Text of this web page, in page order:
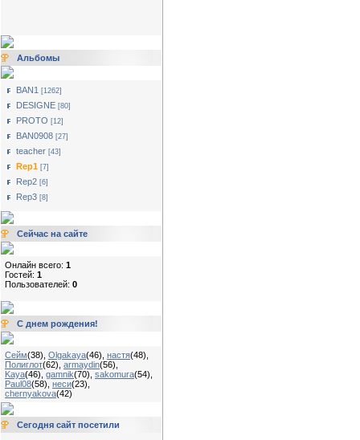
Альбомы
BAN1 [1262]
DESIGNE [80]
PROTO [12]
BAN0908 [27]
teacher [43]
Rep1 [7]
Rep2 [6]
Rep3 [8]
Сейчас на сайте
Онлайн всего: 1
Гостей: 1
Пользователей: 0
С днем рождения!
Сейм(38) Olgakaya(46) настя(48)
Полиглот(62) armaydin(56)
Kaya(46) gamnik(70) sakomura(54)
Paul08(58) неси(23)
chernyakova(42)
Сегодня сайт посетили